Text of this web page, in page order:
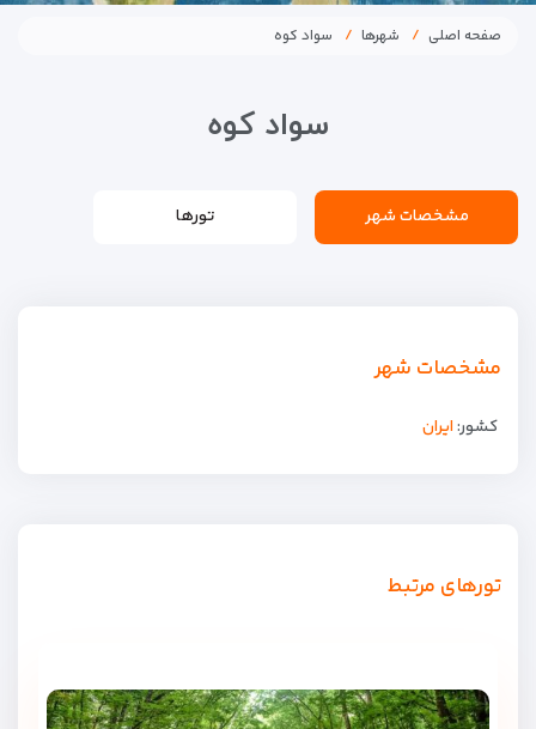
صفحه اصلی شهرها سواد کوه
سواد کوه
مشخصات شهر تورها
مشخصات شهر
کشور:ایران
تورهای مرتبط